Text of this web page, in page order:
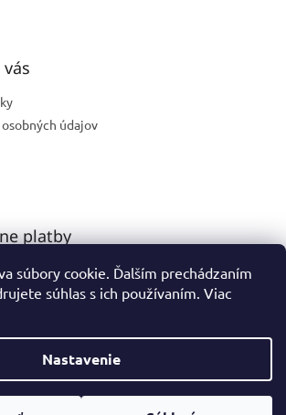
súbory cookie. Ďalším prechádzaním
súhlas s ich používaním. Viac
Nastavenie
údajov
platby
Vytvoril Shoptet